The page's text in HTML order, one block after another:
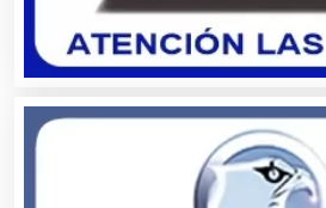
Análisis Clínicos